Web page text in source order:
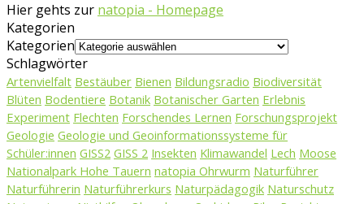
Hier gehts zur natopia - Homepage
Kategorien
Kategorien
Schlagwörter
Artenvielfalt Bestäuber Bienen Bildungsradio Biodiversität
Blüten Bodentiere Botanik Botanischer Garten Erlebnis
Experiment Flechten Forschendes Lernen Forschungsprojekt
Geologie Geologie und Geoinformationssysteme für
Schüler:innen GISS2 GISS 2 Insekten Klimawandel Lech Moose
Nationalpark Hohe Tauern natopia Ohrwurm Naturführer
Naturführerin Naturführerkurs Naturpädagogik Naturschutz